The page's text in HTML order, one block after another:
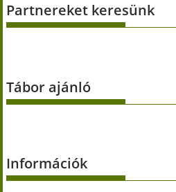
Partnereket keresünk
Tábor ajánló
Információk